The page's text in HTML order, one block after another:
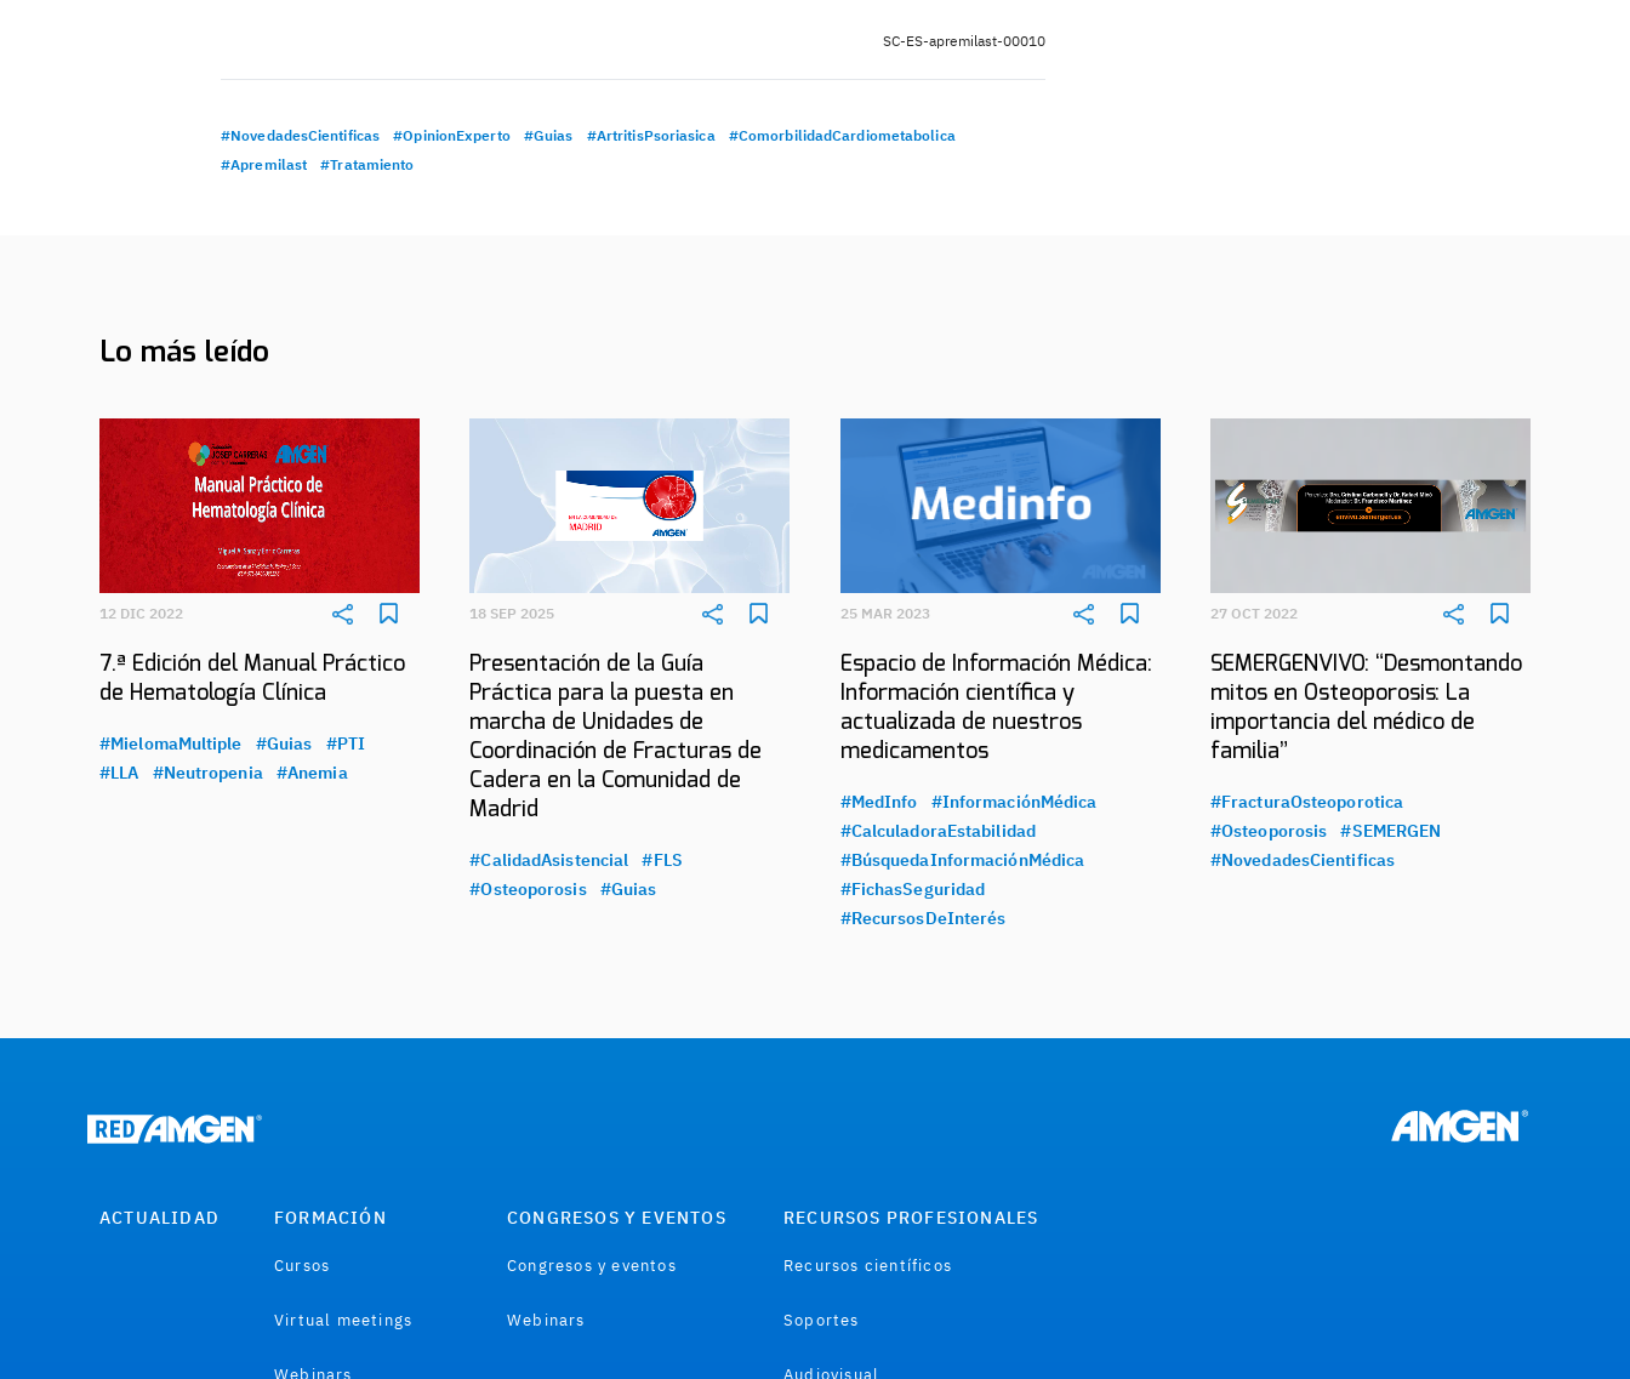
SC-ES-apremilast-00010
#NovedadesCientificas #OpinionExperto #Guias #ArtritisPsoriasica
#ComorbilidadCardiometabolica
#Apremilast
#Tratamiento
Lo más leído
12 DIC 2022
7.ª Edición del Manual Práctico
de Hematología Clínica
#MielomaMultiple #Guias
#PTI
#LLA
#Neutropenia #Anemia
18 SEP 2025
Presentación de la Guía
Práctica para la puesta en
marcha de Unidades de
Coordinación de Fracturas de
Cadera en la Comunidad de
Madrid
#CalidadAsistencial
#FLS
#Osteoporosis
#Guias
25 MAR 2023
Espacio de Información Médica:
Información científica y
actualizada de nuestros
medicamentos
#MedInfo
#InformaciónMédica
#CalculadoraEstabilidad
#BúsquedaInformaciónMédica
#FichasSeguridad
#RecursosDeInterés
27 OCT 2022
SEMERGENVIVO: “Desmontando
mitos en Osteoporosis: La
importancia del médico de
familia”
#FracturaOsteoporotica
#Osteoporosis
#SEMERGEN
#NovedadesCientificas
ACTUALIDAD FORMACIÓN
Cursos
Virtual meetings
CONGRESOS Y EVENTOS
Congresos y eventos
Webinars
RECURSOS PROFESIONALES
Recursos científicos
Soportes